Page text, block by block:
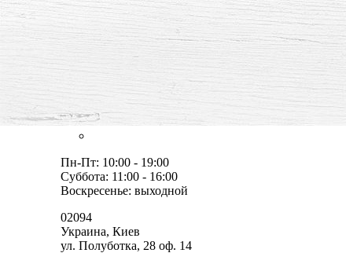
все для творчества и хобби,
товары, мастер-классы, идеи
Оплата и доставка
Контакты
Пн-Пт: 10:00 - 19:00
Суббота: 11:00 - 16:00
Воскресенье: выходной
02094
Украина, Киев
ул. Полуботка, 28 оф. 14